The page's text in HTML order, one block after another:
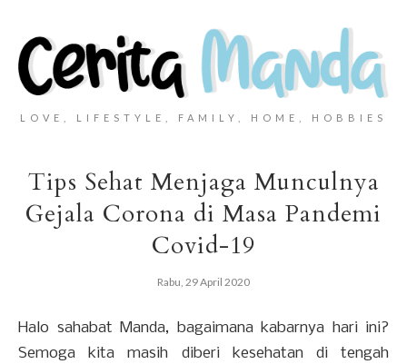
LOVE, LIFESTYLE, FAMILY, HOME, HOBBIES
Tips Sehat Menjaga Munculnya
Gejala Corona di Masa Pandemi
Covid-19
Rabu, 29 April 2020
Halo sahabat Manda, bagaimana kabarnya hari ini?
Semoga kita masih diberi kesehatan di tengah